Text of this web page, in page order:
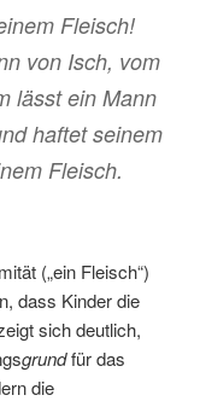
Fleisch!
von Isch, vom
lässt ein Mann
haftet seinem
Fleisch.
(„ein Fleisch“)
dass Kinder die
sich deutlich,
grundfür das
die